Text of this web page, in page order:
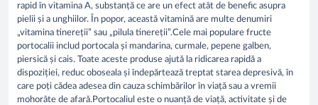
rapid în vitamina A, substanță ce are un efect atât de benefic asupra
pielii și a unghiilor. În popor, această vitamină are multe denumiri
„vitamina tinereții” sau „pilula tinereții”.Cele mai populare fructe
portocalii includ portocala și mandarina, curmale, pepene galben,
piersică și cais. Toate aceste produse ajută la ridicarea rapidă a
dispoziției, reduc oboseala și îndepărtează treptat starea depresivă, în
care poți cădea adesea din cauza schimbărilor în viață sau a vremii
mohorâte de afară.Portocaliul este o nuanță de viață, activitate și de